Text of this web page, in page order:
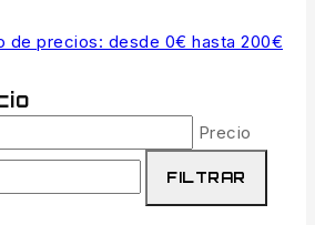
de precios: desde 0€ hasta 200€
Precio
FILTRAR